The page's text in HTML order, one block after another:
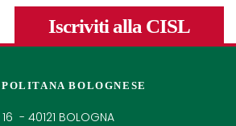
Iscriviti alla CISL
BOLOGNESE
- 40121 BOLOGNA